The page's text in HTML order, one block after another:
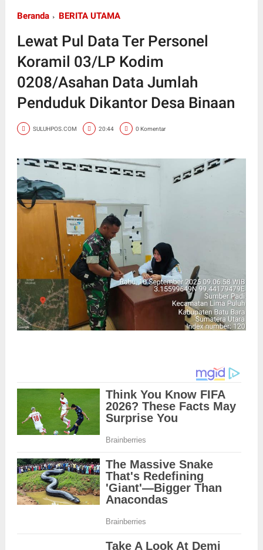
Beranda BERITA UTAMA
Lewat Pul Data Ter Personel
Koramil 03/LP Kodim
0208/Asahan Data Jumlah
Penduduk Dikantor Desa Binaan
SULUHPOS.COM 20:44 0 Komentar